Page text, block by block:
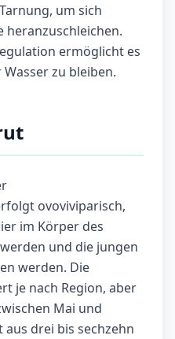
um sich
heranzuschleichen.
ermöglicht es
zu bleiben.
ovoviviparisch,
im Körper des
und die jungen
werden. Die
je nach Region, aber
Mai und
drei bis sechzehn